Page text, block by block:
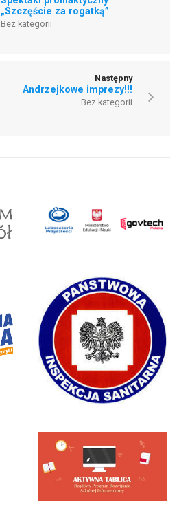
„Szczęście za rogatką”
Bez kategorii
Następny
Andrzejkowe imprezy!!!
Bez kategorii